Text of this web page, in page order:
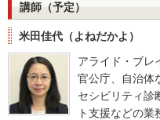
講師（予定）
米田佳代（よねだかよ）
アライド・ブ
官公庁、自治体
セシビリティ診
ト支援などの